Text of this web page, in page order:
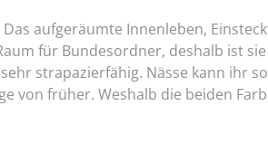
aufgeräumte Innenleben,
für Bundesordner, deshalb ist
strapazierfähig. Nässe kann ihr
von früher. Weshalb die beiden